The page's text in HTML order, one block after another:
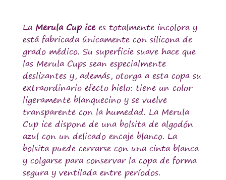
La Merula Cup icees totalmente incolora y
está fabricada únicamente con silicona de
grado médico. Su superficie suave hace que
las Merula Cups sean especialmente
deslizantes y, además, otorga a esta copa su
extraordinario efecto hielo: tiene un color
ligeramente blanquecino y se vuelve
transparente con la humedad. La Merula
Cup ice dispone de una bolsita de algodón
azul con un delicado encaje blanco. La
bolsita puede cerrarse con una cinta blanca
y colgarse para conservar la copa de forma
segura y ventilada entre períodos.